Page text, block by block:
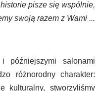
pisze się wspólnie,
swoją razem z Wami ...
późniejszymi salonami
różnorodny charakter:
kulturalny, stworzyliśmy